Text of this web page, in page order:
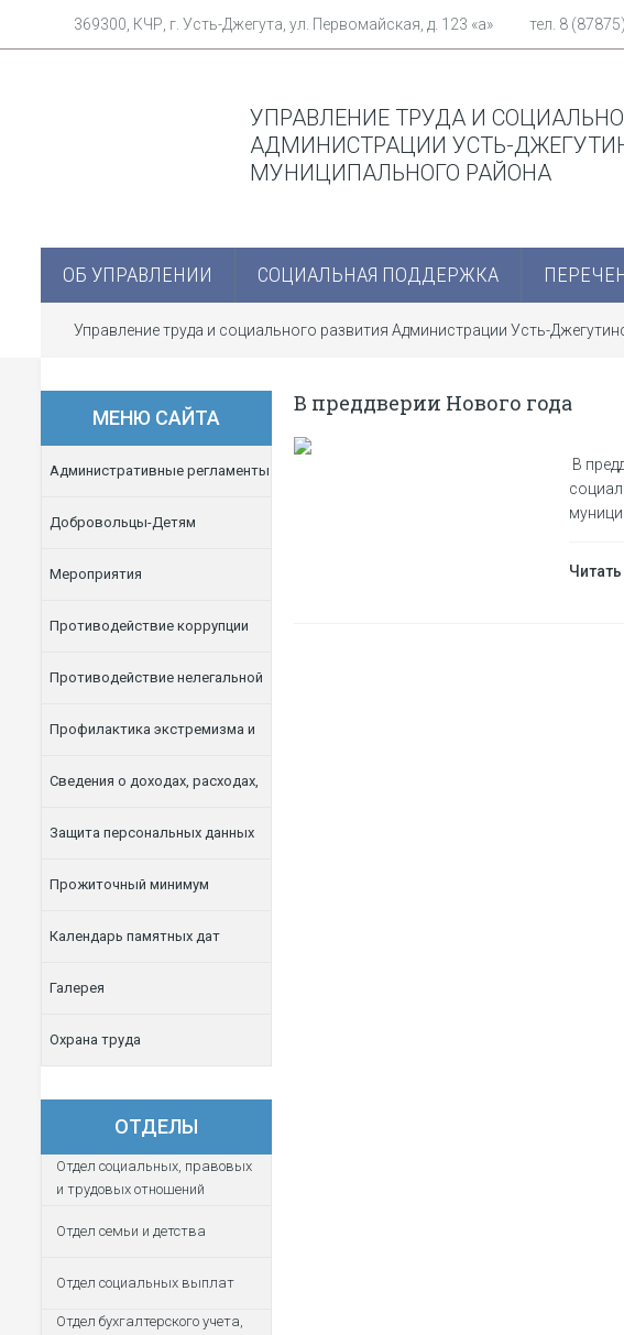
369300, КЧР, г. Усть-Джегута, ул. Первомайская, д. 123 «а» тел. 8
УПРАВЛЕНИЕ ТРУДА И
АДМИНИСТРАЦИИ УСТЬ-
МУНИЦИПАЛЬНОГО РАЙОНА
ОБ УПРАВЛЕНИИ СОЦИАЛЬНАЯ ПОДДЕРЖКА
Управление труда и социального развития Администрации Усть-
МЕНЮ САЙТА
Административные регламенты
Добровольцы-Детям
Мероприятия
Противодействие коррупции
Противодействие нелегальной
занятости
Профилактика экстремизма и
терроризма
Сведения о доходах, расходах,
об имуществе и обязательствах
имущественного характера
Защита персональных данных
Прожиточный минимум
Календарь памятных дат
Галерея
Охрана труда
ОТДЕЛЫ
Отдел социальных, правовых
и трудовых отношений
Отдел семьи и детства
Отдел социальных выплат
Отдел бухгалтерского учета,
В преддверии Нового года
В